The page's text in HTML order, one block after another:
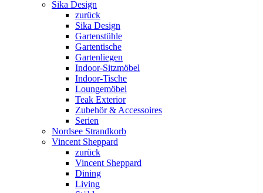
Sika Design
zurück
Sika Design
Gartenstühle
Gartentische
Gartenliegen
Indoor-Sitzmöbel
Indoor-Tische
Loungemöbel
Teak Exterior
Zubehör & Accessoires
Serien
Nordsee Strandkorb
Vincent Sheppard
zurück
Vincent Sheppard
Dining
Living